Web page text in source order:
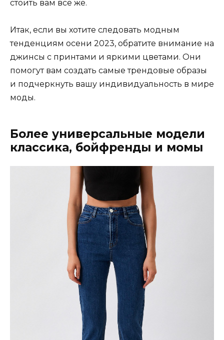
стоить вам все же.
Итак, если вы хотите следовать модным
тенденциям осени 2023, обратите внимание на
джинсы с принтами и яркими цветами. Они
помогут вам создать самые трендовые образы
и подчеркнуть вашу индивидуальность в мире
моды.
Более универсальные модели
классика, бойфренды и момы